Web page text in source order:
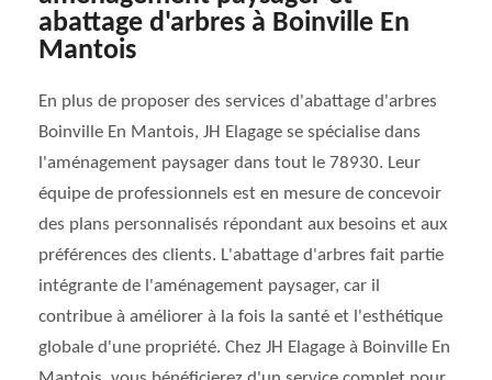
abattage d'arbres à Boinville En
Mantois
En plus de proposer des services d'abattage d'arbres
Boinville En Mantois, JH Elagage se spécialise dans
l'aménagement paysager dans tout le 78930. Leur
équipe de professionnels est en mesure de concevoir
des plans personnalisés répondant aux besoins et aux
préférences des clients. L'abattage d'arbres fait partie
intégrante de l'aménagement paysager, car il
contribue à améliorer à la fois la santé et l'esthétique
globale d'une propriété. Chez JH Elagage à Boinville En